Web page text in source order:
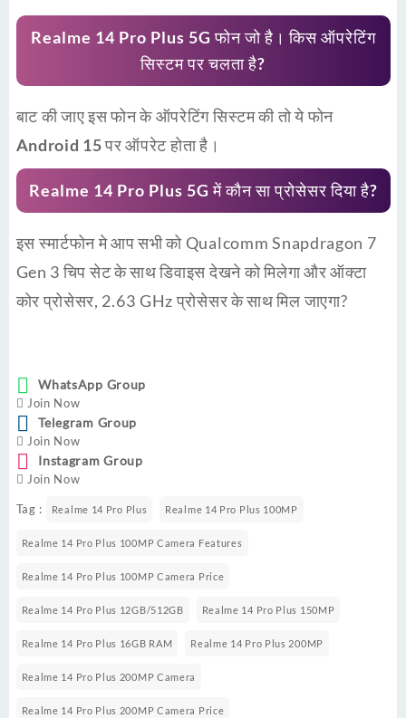
Realme 14 Pro Plus 5G फोन जो है। किस ऑपरेटिंग
सिस्टम पर चलता है?
बाट की जाए इस फोन के ऑपरेटिंग सिस्टम की तो ये फोन
Android 15पर ऑपरेट होता है।
Realme 14 Pro Plus 5G में कौन सा प्रोसेसर दिया है?
इस स्मार्टफोन मे आप सभी को Qualcomm Snapdragon 7
Gen 3 चिप सेट के साथ डिवाइस देखने को मिलेगा और ऑक्टा
कोर प्रोसेसर, 2.63 GHz प्रोसेसर के साथ मिल जाएगा?
WhatsApp Group
Join Now
Telegram Group
Join Now
Instagram Group
Join Now
Tag : Realme 14 Pro Plus Realme 14 Pro Plus 100MP
Realme 14 Pro Plus 100MP Camera Features
Realme 14 Pro Plus 100MP Camera Price
Realme 14 Pro Plus 12GB/512GB Realme 14 Pro Plus 150MP
Realme 14 Pro Plus 16GB RAM Realme 14 Pro Plus 200MP
Realme 14 Pro Plus 200MP Camera
Realme 14 Pro Plus 200MP Camera Price